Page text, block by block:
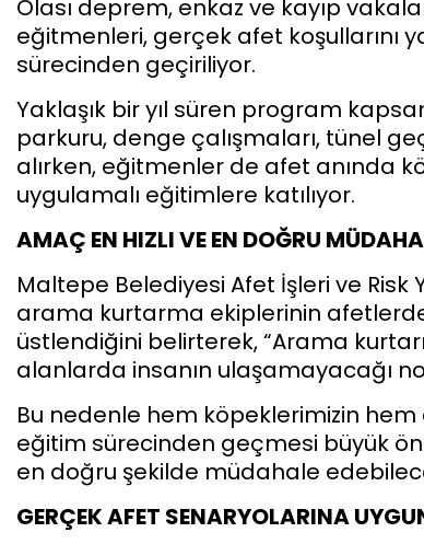
Olası deprem, enkaz ve kayıp
eğitmenleri, gerçek afet koşullarını
sürecinden geçiriliyor.
Yaklaşık bir yıl süren program
parkuru, denge çalışmaları, tünel
alırken, eğitmenler de afet anında
uygulamalı eğitimlere katılıyor.
AMAÇ EN HIZLI VE EN DOĞRU
Maltepe Belediyesi Afet İşleri ve
arama kurtarma ekiplerinin
üstlendiğini belirterek, “Arama
alanlarda insanın ulaşamayacağı
Bu nedenle hem köpeklerimizin
eğitim sürecinden geçmesi büyük
en doğru şekilde müdahale
GERÇEK AFET SENARYOLARINA